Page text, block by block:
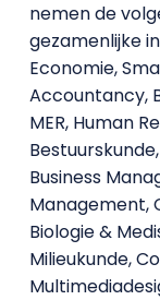
nemen de
gezamenlijke
Economie,
Accountancy,
MER, Human
Business
Management,
Biologie &
Milieukunde,